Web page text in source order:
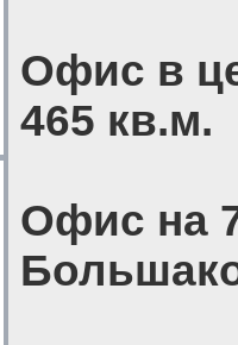
Офис в
465 кв.м.
Офис на